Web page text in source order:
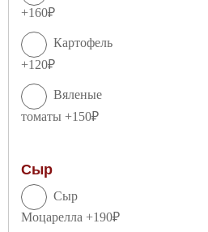
+160₽
Картофель
+120₽
Вяленые
томаты +150₽
Сыр
Сыр
Моцарелла +190₽